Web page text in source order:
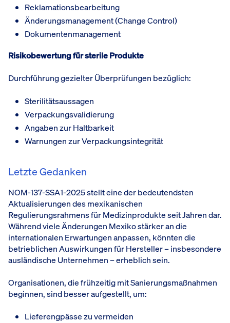
Reklamationsbearbeitung
Änderungsmanagement (Change Control)
Dokumentenmanagement
Risikobewertung für sterile Produkte
Durchführung gezielter Überprüfungen bezüglich:
Sterilitätsaussagen
Verpackungsvalidierung
Angaben zur Haltbarkeit
Warnungen zur Verpackungsintegrität
Letzte Gedanken
NOM-137-SSA1-2025 stellt eine der bedeutendsten
Aktualisierungen des mexikanischen
Regulierungsrahmens für Medizinprodukte seit Jahren dar.
Während viele Änderungen Mexiko stärker an die
internationalen Erwartungen anpassen, könnten die
betrieblichen Auswirkungen für Hersteller – insbesondere
ausländische Unternehmen – erheblich sein.
Organisationen, die frühzeitig mit Sanierungsmaßnahmen
beginnen, sind besser aufgestellt, um:
Lieferengpässe zu vermeiden